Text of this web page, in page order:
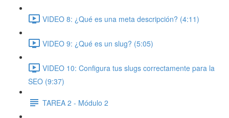
VIDEO 8: ¿Qué es una meta descripción? (4:11)
VIDEO 9: ¿Qué es un slug? (5:05)
VIDEO 10: Configura tus slugs correctamente para la
SEO (9:37)
TAREA 2 - Módulo 2